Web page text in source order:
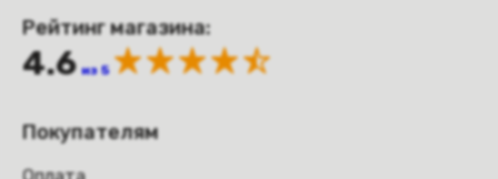
Рейтинг магазина:
4.6 из 5
Покупателям